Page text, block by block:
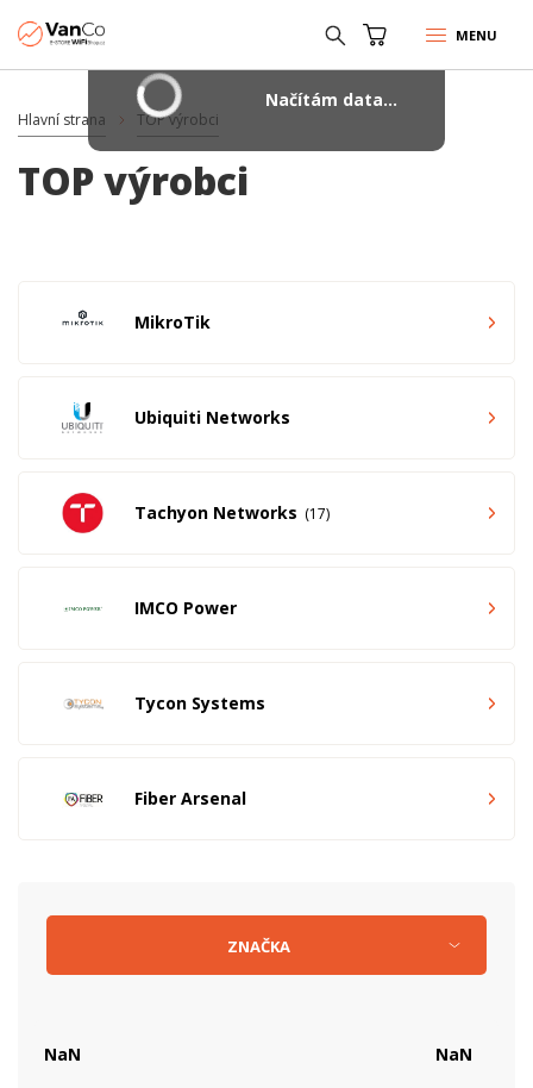
MENU
Hlavní strana TOP výrobci
TOP výrobci
MikroTik
Ubiquiti Networks
Tachyon Networks 17
IMCO Power
Tycon Systems
Fiber Arsenal
ZNAČKA
Načítám data...